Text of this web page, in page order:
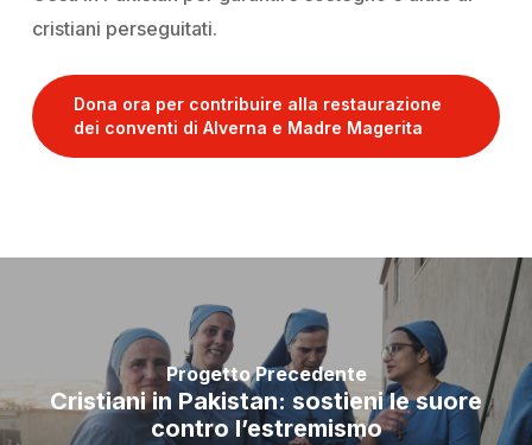
cristiani perseguitati.
Dona ora per contribuire alla restaurazione
dei conventi di Alverna e Madre Magerita
Progetto Precedente
Cristiani in Pakistan: sostieni le suore
contro l’estremismo